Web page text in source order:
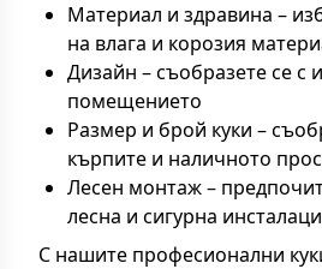
Материал и здравина –
на влага и корозия
Дизайн – съобразете се с
помещението
Размер и брой куки –
кърпите и наличното
Лесен монтаж –
лесна и сигурна
С нашите професионални